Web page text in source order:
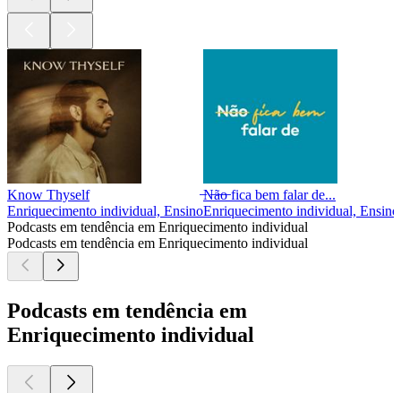
Know Thyself
Enriquecimento individual, Ensino
̶N̶ã̶o̶ fica bem falar de...
Enriquecimento individual, Ensino
Podcasts em tendência em Enriquecimento individual
Podcasts em tendência em Enriquecimento individual
Podcasts em tendência em
Enriquecimento individual